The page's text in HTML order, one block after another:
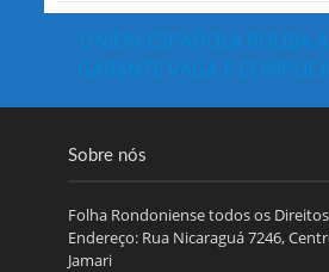
UNIÓN ESPAÑOLA ROUBA
GARANTE VAGA E
Sobre nós
Folha Rondoniense todos os
Endereço: Rua Nicaraguá 7246,
Jamari